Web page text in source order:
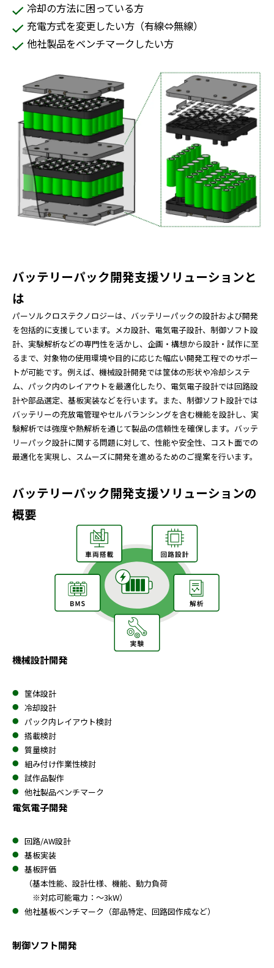
冷却の方法に困っている方
充電方式を変更したい方（有線⇔無線）
他社製品をベンチマークしたい方
バッテリーパック開発支援ソリューションと
は
パーソルクロステクノロジーは、バッテリーパックの設計および開発
を包括的に支援しています。メカ設計、電気電子設計、制御ソフト設
計、実験解析などの専門性を活かし、企画・構想から設計・試作に至
るまで、対象物の使用環境や目的に応じた幅広い開発工程でのサポー
トが可能です。例えば、機械設計開発では筐体の形状や冷却システ
ム、パック内のレイアウトを最適化したり、電気電子設計では回路設
計や部品選定、基板実装などを行います。また、制御ソフト設計では
バッテリーの充放電管理やセルバランシングを含む機能を設計し、実
験解析では強度や熱解析を通じて製品の信頼性を確保します。バッテ
リーパック設計に関する問題に対して、性能や安全性、コスト面での
最適化を実現し、スムーズに開発を進めるためのご提案を行います。
バッテリーパック開発支援ソリューションの
概要
機械設計開発
筐体設計
冷却設計
パック内レイアウト検討
搭載検討
質量検討
組み付け作業性検討
試作品製作
他社製品ベンチマーク
電気電子開発
回路/AW設計
基板実装
基板評価
（基本性能、設計仕様、機能、動力負荷
※対応可能電力：～3kW）
他社基板ベンチマーク（部品特定、回路図作成など）
制御ソフト開発